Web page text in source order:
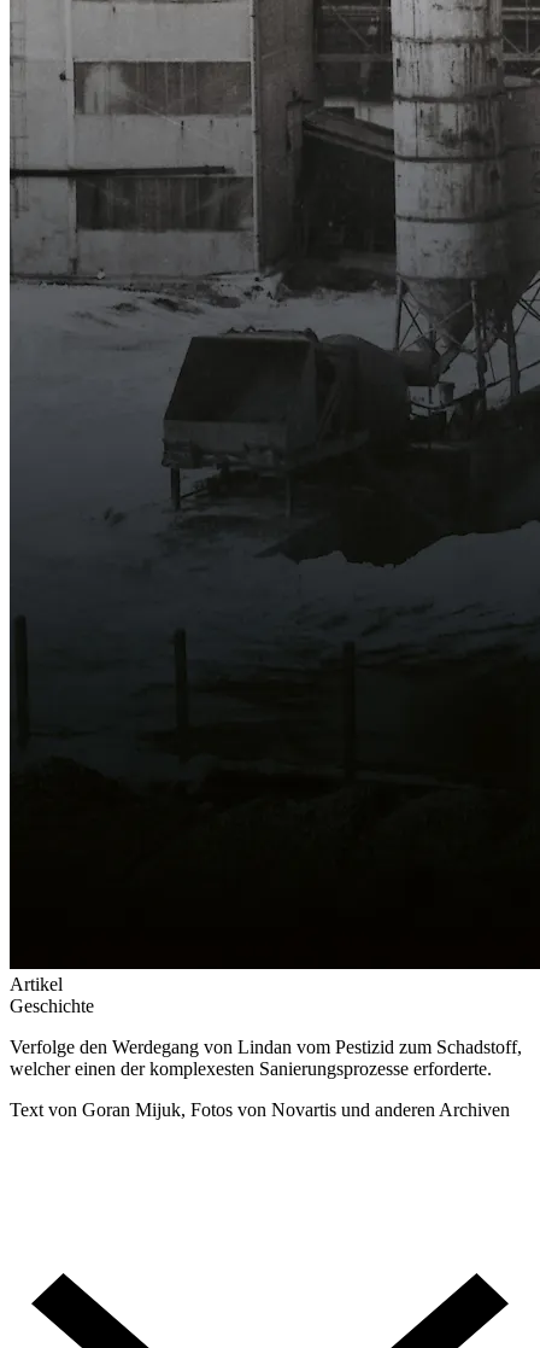
Artikel
Geschichte
Verfolge den Werdegang von Lindan vom Pestizid zum Schadstoff,
welcher einen der komplexesten Sanierungsprozesse erforderte.
Text von Goran Mijuk, Fotos von Novartis und anderen Archiven